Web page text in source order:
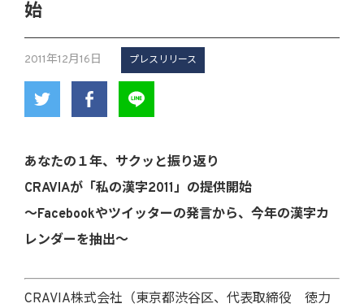
始
2011年12月16日 プレスリリース
あなたの１年、サクッと振り返り
CRAVIAが「私の漢字2011」の提供開始
～Facebookやツイッターの発言から、今年の漢字カ
レンダーを抽出～
CRAVIA株式会社（東京都渋谷区、代表取締役 徳力